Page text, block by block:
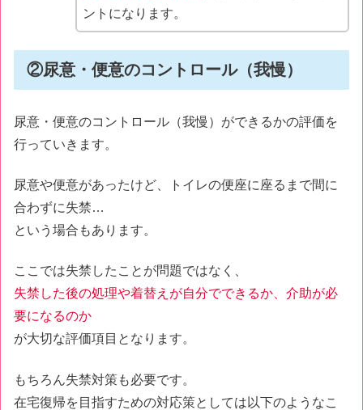
ントになります。
②尿意・便意のコントロール（我慢）
尿意・便意のコントロール（我慢）ができるかの評価を
行っていきます。
尿意や便意があったけど、トイレの便座に座るまで間に
合わずに失禁…
という場合もあります。
ここでは失禁したことが問題ではなく、
失禁した後の処理や着替えが自分でできるか、介助が必
要になるのか
が大切な評価項目となります。
もちろん失禁対策も必要です。
在宅復帰を目指すための対応策としては以下のようなこ